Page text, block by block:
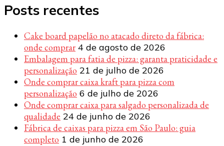
Posts recentes
Cake board papelão no atacado direto da fábrica:
onde comprar 4 de agosto de 2026
Embalagem para fatia de pizza: garanta praticidade e
personalização 21 de julho de 2026
Onde comprar caixa kraft para pizza com
personalização 6 de julho de 2026
Onde comprar caixa para salgado personalizada de
qualidade 24 de junho de 2026
Fábrica de caixas para pizza em São Paulo: guia
completo 1 de junho de 2026